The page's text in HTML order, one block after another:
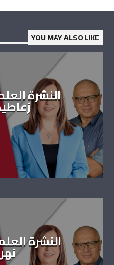
YOU MAY ALSO LIKE
النشرة
النشرة